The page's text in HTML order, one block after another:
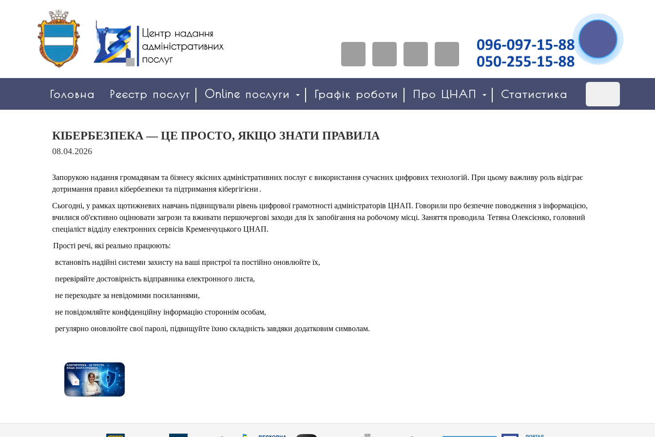
Головна Реєстр послуг Online послуги Графік роботи Про ЦНАП Статистика
КІБЕРБЕЗПЕКА — ЦЕ ПРОСТО, ЯКЩО ЗНАТИ ПРАВИЛА
08.04.2026
Запорукою надання громадянам та бізнесу якісних адміністративних послуг є використання сучасних цифрових технологій. При цьому важливу роль відіграє
дотримання правил кібербезпеки та підтримання кібергігієни .
Сьогодні, у рамках щотижневих навчань підвищували рівень цифрової грамотності адміністраторів ЦНАП. Говорили про безпечне поводження з інформацією,
вчилися об'єктивно оцінювати загрози та вживати першочергові заходи для їх запобігання на робочому місці. Заняття проводила Тетяна Олексієнко, головний
спеціаліст відділу електронних сервісів Кременчуцького ЦНАП.
Прості речі, які реально працюють:
встановіть надійні системи захисту на ваші пристрої та постійно оновлюйте їх,
перевіряйте достовірність відправника електронного листа,
не переходьте за невідомими посиланнями,
не повідомляйте конфіденційну інформацію стороннім особам,
регулярно оновлюйте свої паролі, підвищуйте їхню складність завдяки додатковим символам.